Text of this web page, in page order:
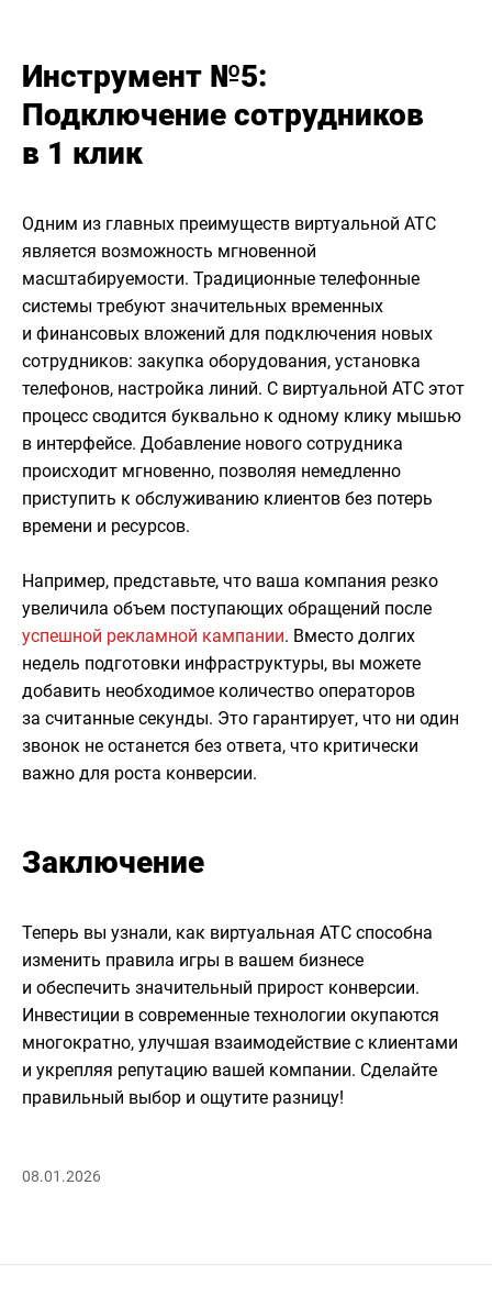
Инструмент №5:
Подключение сотрудников
в 1 клик
Одним из главных преимуществ виртуальной АТС
является возможность мгновенной
масштабируемости. Традиционные телефонные
системы требуют значительных временных
и финансовых вложений для подключения новых
сотрудников: закупка оборудования, установка
телефонов, настройка линий. С виртуальной АТС этот
процесс сводится буквально к одному клику мышью
в интерфейсе. Добавление нового сотрудника
происходит мгновенно, позволяя немедленно
приступить к обслуживанию клиентов без потерь
времени и ресурсов.
Например, представьте, что ваша компания резко
увеличила объем поступающих обращений после
успешной рекламной кампании. Вместо долгих
недель подготовки инфраструктуры, вы можете
добавить необходимое количество операторов
за считанные секунды. Это гарантирует, что ни один
звонок не останется без ответа, что критически
важно для роста конверсии.
Заключение
Теперь вы узнали, как виртуальная АТС способна
изменить правила игры в вашем бизнесе
и обеспечить значительный прирост конверсии.
Инвестиции в современные технологии окупаются
многократно, улучшая взаимодействие с клиентами
и укрепляя репутацию вашей компании. Сделайте
правильный выбор и ощутите разницу!
08.01.2026